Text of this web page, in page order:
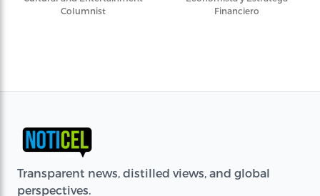
Columnist
Financiero
Transparent news, distilled views, and global
perspectives.